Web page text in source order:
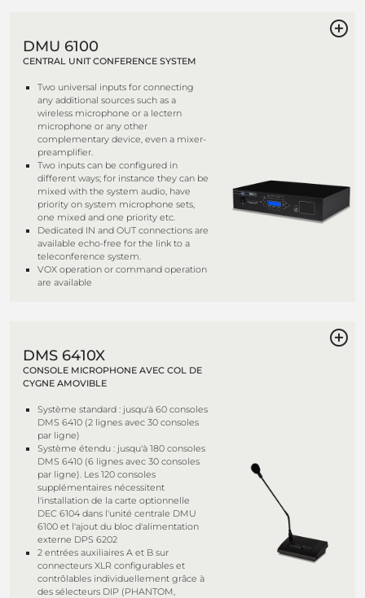
DMU 6100
CENTRAL UNIT CONFERENCE SYSTEM
Two universal inputs for connecting
any additional sources such as a
wireless microphone or a lectern
microphone or any other
complementary device, even a mixer-
preamplifier.
Two inputs can be configured in
different ways; for instance they can be
mixed with the system audio, have
priority on system microphone sets,
one mixed and one priority etc.
Dedicated IN and OUT connections are
available echo-free for the link to a
teleconference system.
VOX operation or command operation
are available
DMS 6410X
CONSOLE MICROPHONE AVEC COL DE
CYGNE AMOVIBLE
Système standard : jusqu'à 60 consoles
DMS 6410 (2 lignes avec 30 consoles
par ligne)
Système étendu : jusqu'à 180 consoles
DMS 6410 (6 lignes avec 30 consoles
par ligne). Les 120 consoles
supplémentaires nécessitent
l'installation de la carte optionnelle
DEC 6104 dans l'unité centrale DMU
6100 et l'ajout du bloc d'alimentation
externe DPS 6202
2 entrées auxiliaires A et B sur
connecteurs XLR configurables et
contrôlables individuellement grâce à
des sélecteurs DIP (PHANTOM,